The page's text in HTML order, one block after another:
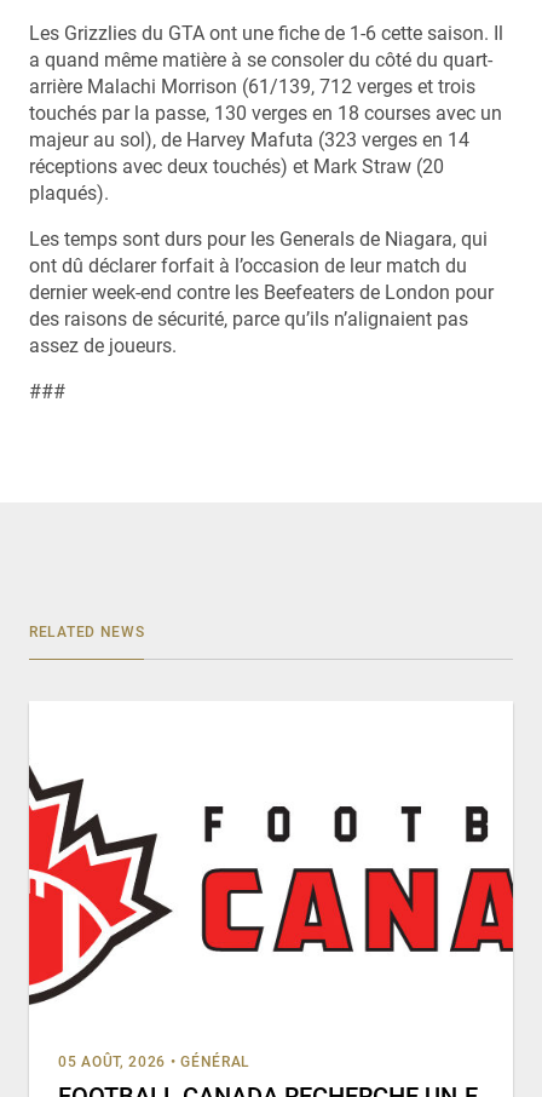
Les Grizzlies du GTA ont une fiche de 1-6 cette saison. Il
a quand même matière à se consoler du côté du quart-
arrière Malachi Morrison (61/139, 712 verges et trois
touchés par la passe, 130 verges en 18 courses avec un
majeur au sol), de Harvey Mafuta (323 verges en 14
réceptions avec deux touchés) et Mark Straw (20
plaqués).
Les temps sont durs pour les Generals de Niagara, qui
ont dû déclarer forfait à l’occasion de leur match du
dernier week-end contre les Beefeaters de London pour
des raisons de sécurité, parce qu’ils n’alignaient pas
assez de joueurs.
###
RELATED NEWS
05 AOÛT, 2026 • GÉNÉRAL